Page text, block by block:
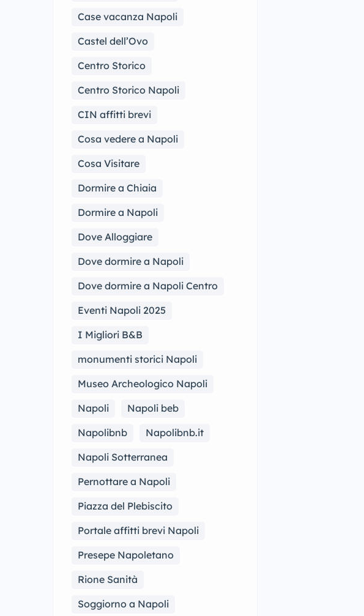
Case vacanza Napoli
Castel dell’Ovo
Centro Storico
Centro Storico Napoli
CIN affitti brevi
Cosa vedere a Napoli
Cosa Visitare
Dormire a Chiaia
Dormire a Napoli
Dove Alloggiare
Dove dormire a Napoli
Dove dormire a Napoli Centro
Eventi Napoli 2025
I Migliori B&B
monumenti storici Napoli
Museo Archeologico Napoli
Napoli
Napoli beb
Napolibnb
Napolibnb.it
Napoli Sotterranea
Pernottare a Napoli
Piazza del Plebiscito
Portale affitti brevi Napoli
Presepe Napoletano
Rione Sanità
Soggiorno a Napoli